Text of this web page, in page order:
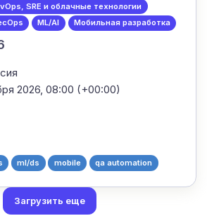
SRE и облачные технологии
ML/AI Мобильная разработка
2026, 08:00 (+00:00)
ml/ds mobile qa automation
Загрузить еще